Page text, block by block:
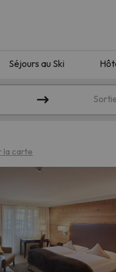
Séjours au Ski
recherche. Essayez de
la carte